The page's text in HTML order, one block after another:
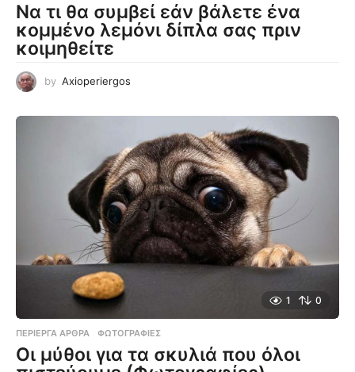
Να τι θα συμβεί εάν βάλετε ένα
κομμένο λεμόνι δίπλα σας πριν
κοιμηθείτε
by Axioperiergos
1 0
ΠΕΡΊΕΡΓΑ ΆΡΘΡΑ ,ΦΩΤΟΓΡΑΦΊΕΣ
Οι μύθοι για τα σκυλιά που όλοι